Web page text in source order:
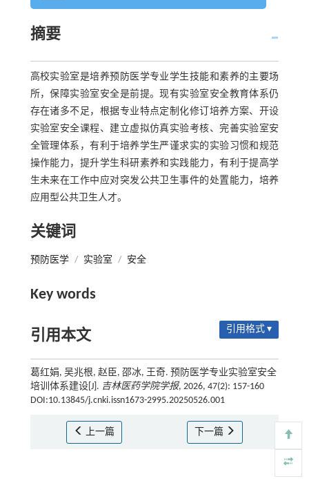
摘要
高校实验室是培养预防医学专业学生技能和素养的主要场
所，保障实验室安全是前提。现有实验室安全教育体系仍
存在诸多不足，根据专业特点定制化修订培养方案、开设
实验室安全课程、建立虚拟仿真实验考核、完善实验室安
全管理体系，有利于培养学生严谨求实的实验习惯和规范
操作能力，提升学生科研素养和实践能力，有利于提高学
生未来在工作中应对突发公共卫生事件的处置能力，培养
应用型公共卫生人才。
关键词
预防医学 / 实验室 / 安全
Key words
引用本文 引用格式 ▾
葛红娟, 吴兆根, 赵臣, 邵冰, 王奇. 预防医学专业实验室安全
培训体系建设[J]. 吉林医药学院学报, 2026, 47(2): 157-160
DOI:10.13845/j.cnki.issn1673-2995.20250526.001
上一篇 下一篇